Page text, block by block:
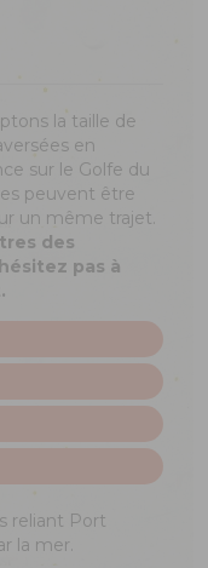
reliant Port
la mer.
la taille de
en
sur le Golfe du
peuvent être
un même trajet.
des
pas à